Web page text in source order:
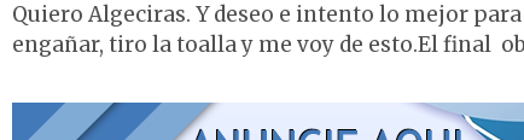
Quiero Algeciras. Y deseo e intento lo mejor
engañar, tiro la toalla y me voy de esto.El final